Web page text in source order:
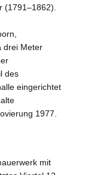
(1791–1862).
drei Meter
des
eingerichtet
1977.
mit